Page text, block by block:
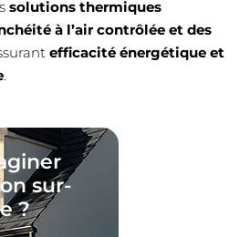
solutions thermiques
à l’air contrôlée et des
efficacité énergétique et
.
sur-
?